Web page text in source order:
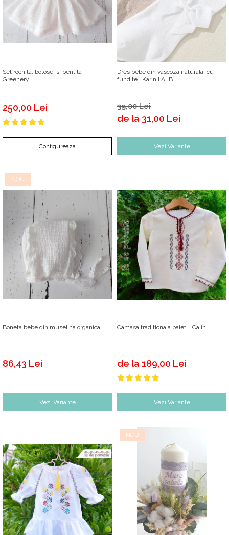
Botosei
Caciuli
Fulare si esarfe
Saci de dormit bebe
Perii de par bebe
Camasi Barbati
Camasi baieti
Body-uri bebe
Set rochita, botosei si bentita -
Greenery
250,00 Lei
Configureaza
Dres bebe din vascoza naturala, cu
fundite I Karin I ALB
39,00 Lei
de la 31,00 Lei
Vezi Variante
NOU
Boneta bebe din muselina organica
86,43 Lei
Vezi Variante
Camasa traditionala baieti I Calin
de la 189,00 Lei
Vezi Variante
NOU